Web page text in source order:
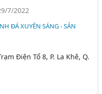
7/2022
ĐÁ XUYÊN SÁNG - SẢN
Điện Tổ 8, P. La Khê, Q.